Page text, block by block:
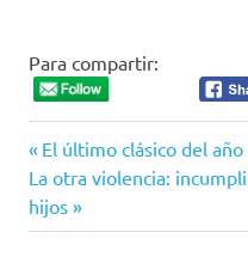
Para compartir:
Navegación
de
Entrada
anterior:
El último clásico del
Siguiente
entrada:
La otra violencia:
hijos